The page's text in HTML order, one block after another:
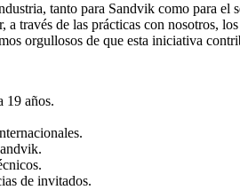
tanto para Sandvik como para
través de las prácticas con nosotros,
orgullosos de que esta iniciativa
19 años.
de invitados.